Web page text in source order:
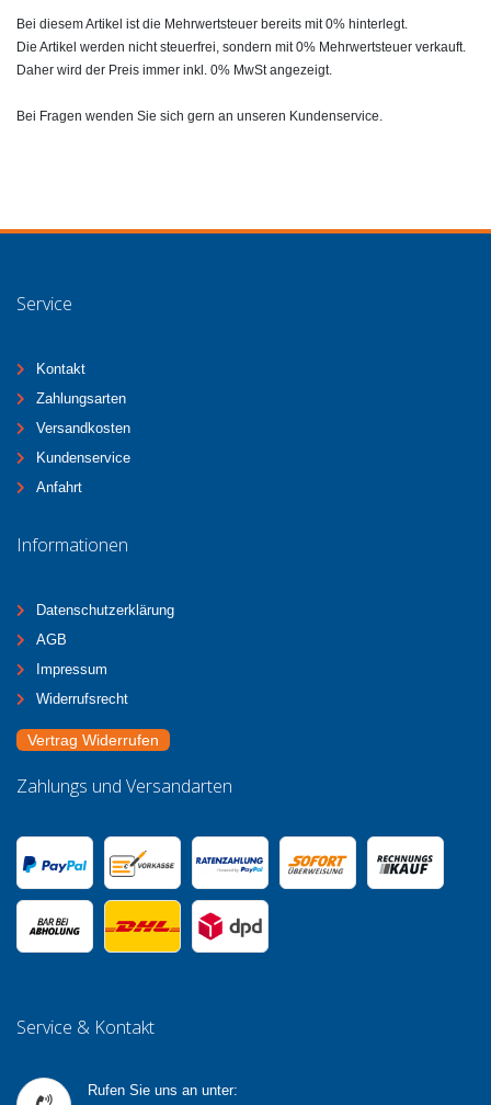
Bei diesem Artikel ist die Mehrwertsteuer bereits mit 0% hinterlegt.
Die Artikel werden nicht steuerfrei, sondern mit 0% Mehrwertsteuer verkauft.
Daher wird der Preis immer inkl. 0% MwSt angezeigt.
Bei Fragen wenden Sie sich gern an unseren Kundenservice.
Service
Kontakt
Zahlungsarten
Versandkosten
Kundenservice
Anfahrt
Informationen
Datenschutzerklärung
AGB
Impressum
Widerrufsrecht
Vertrag Widerrufen
Zahlungs und Versandarten
Service & Kontakt
Rufen Sie uns an unter: